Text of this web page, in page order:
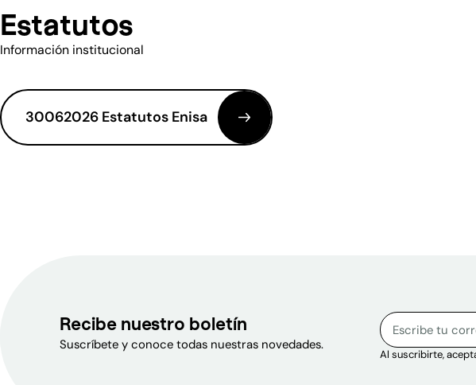
Estatutos
Información institucional
30062026 Estatutos Enisa
Recibe nuestro boletín
Suscríbete y conoce todas nuestras novedades.
Sitio web
Correo
Escribe tu
Al suscribirte,